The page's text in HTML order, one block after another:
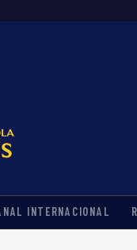
INTERNACIONAL